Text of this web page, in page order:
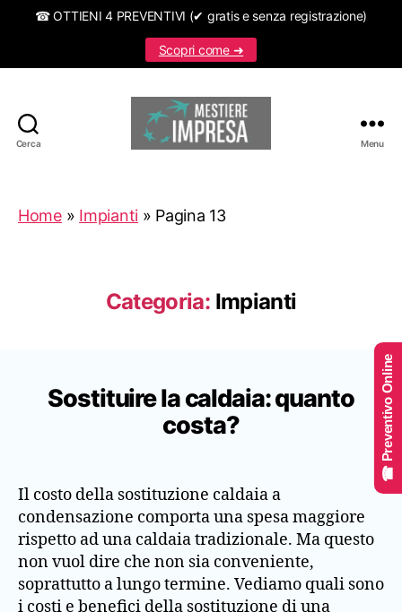
☎ OTTIENI 4 PREVENTIVI (✔ gratis e senza registrazione)
Scopri come ➜
Cerca Menu
Home» Impianti» Pagina 13
Categoria: Impianti
Sostituire la caldaia: quanto
costa?
Il costo della sostituzione caldaia a
condensazione comporta una spesa maggiore
rispetto ad una caldaia tradizionale. Ma questo
non vuol dire che non sia conveniente,
soprattutto a lungo termine. Vediamo quali sono
i costi e benefici della sostituzione di una
☎ Preventivo Online